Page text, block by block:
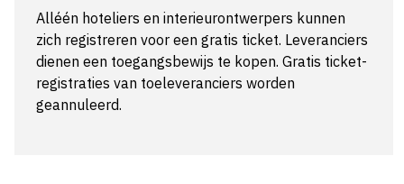
Alléén hoteliers en interieurontwerpers kunnen
zich registreren voor een gratis ticket. Leveranciers
dienen een toegangsbewijs te kopen. Gratis ticket-
registraties van toeleveranciers worden
geannuleerd.